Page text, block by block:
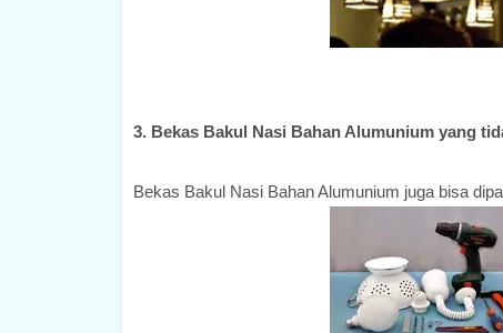
3. Bekas Bakul Nasi Bahan Alumunium yang
Bekas Bakul Nasi Bahan Alumunium juga bisa